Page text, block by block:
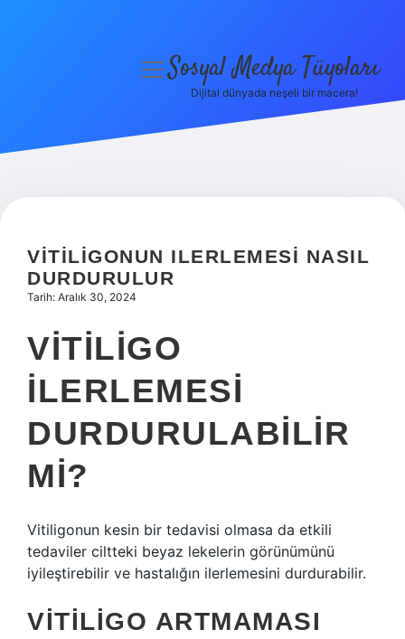
Hakkımızda
menüyüSosyal Medya Tüyoları
Dijital dünyada neşeli bir macera!
VITILIGONUN ILERLEMESI NASIL
DURDURULUR
Tarih: Aralık 30, 2024
VITILIGO
ILERLEMESI
DURDURULABILIR
MI?
Vitiligonun kesin bir tedavisi olmasa da etkili
tedaviler ciltteki beyaz lekelerin görünümünü
iyileştirebilir ve hastalığın ilerlemesini durdurabilir.
VITILIGO ARTMAMASI